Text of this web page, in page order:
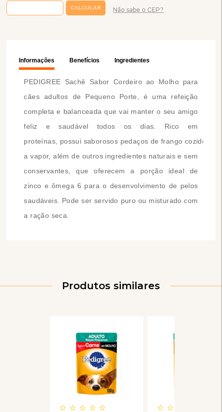
Não sabe o CEP?
Informações Benefícios Ingredientes
PEDIGREE Sachê Sabor Cordeiro ao Molho para
cães adultos de Pequeno Porte, é uma refeição
completa e balanceada que vai manter o seu amigo
feliz e saudável todos os dias. Rico em
proteínas, possui saborosos pedaços de frango cozidos
a vapor, além de outros ingredientes naturais e sem
conservantes, que oferecem a porção ideal de
zinco e ômega 6 para o desenvolvimento de pelos
saudáveis. Pode ser servido puro ou misturado com
a ração seca.
Produtos similares